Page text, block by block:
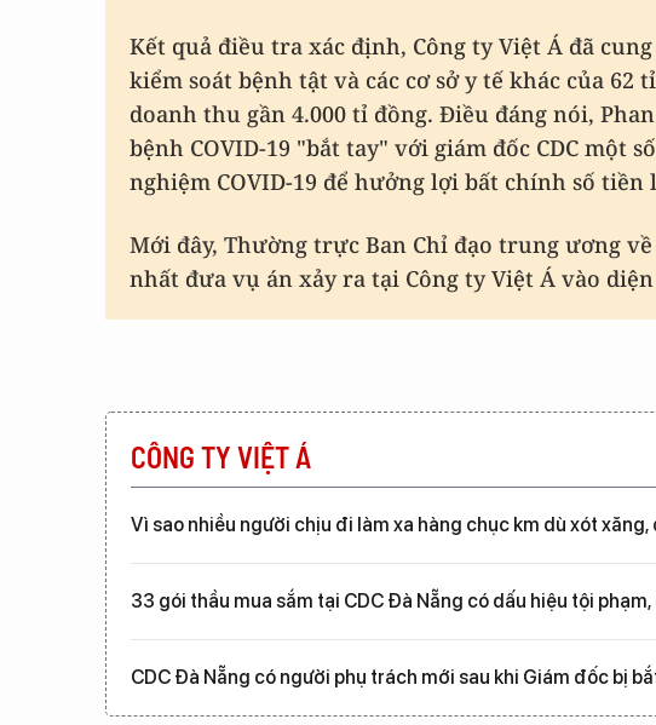
Kết quả điều tra xác định, Công ty Việt Á đã
kiểm soát bệnh tật và các cơ sở y tế khác của
doanh thu gần 4.000 tỉ đồng. Điều đáng nói,
bệnh COVID-19 "bắt tay" với giám đốc CDC một
nghiệm COVID-19 để hưởng lợi bất chính số tiền
Mới đây, Thường trực Ban Chỉ đạo trung ương
nhất đưa vụ án xảy ra tại Công ty Việt Á vào
CÔNG TY VIỆT Á
Vì sao nhiều người chịu đi làm xa hàng chục km dù xót xăng,
33 gói thầu mua sắm tại CDC Đà Nẵng có dấu hiệu tội
CDC Đà Nẵng có người phụ trách mới sau khi Giám đốc bị